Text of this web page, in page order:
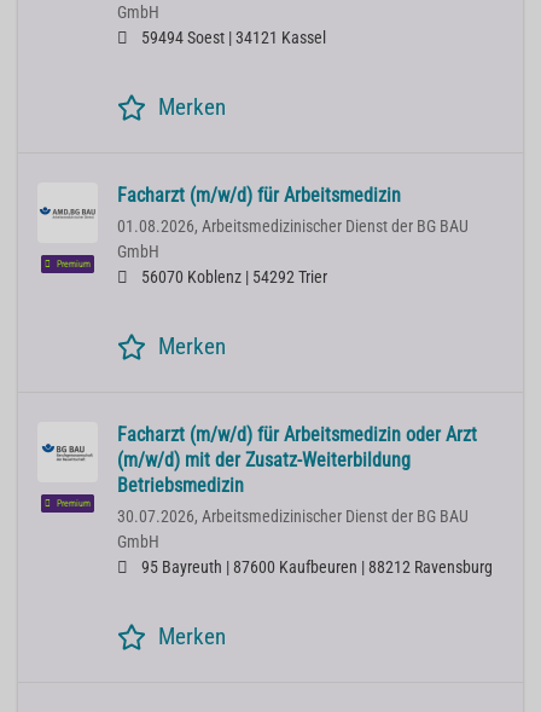
GmbH
59494 Soest | 34121 Kassel
Merken
Premium
Facharzt (m/w/d) für Arbeitsmedizin
01.08.2026, Arbeitsmedizinischer Dienst der BG BAU
GmbH
56070 Koblenz | 54292 Trier
Merken
Premium
Facharzt (m/w/d) für Arbeitsmedizin oder Arzt
(m/w/d) mit der Zusatz-Weiterbildung
Betriebsmedizin
30.07.2026, Arbeitsmedizinischer Dienst der BG BAU
GmbH
95 Bayreuth | 87600 Kaufbeuren | 88212 Ravensburg
Merken